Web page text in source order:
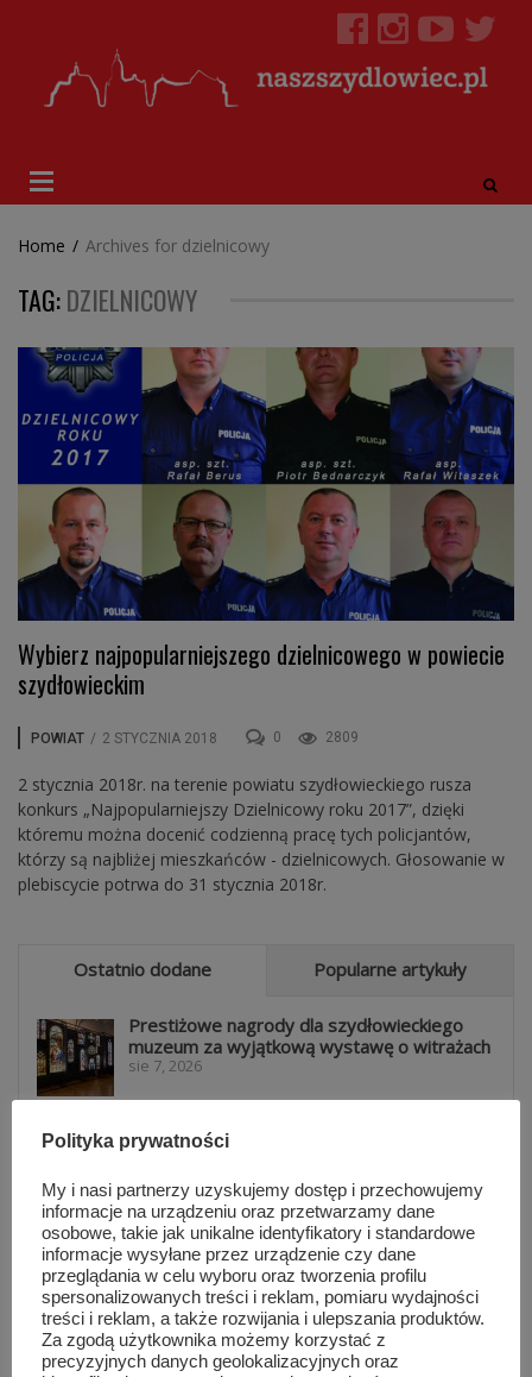
Home / Archives for dzielnicowy
TAG:DZIELNICOWY
Wybierz najpopularniejszego dzielnicowego w powiecie
szydłowieckim
POWIAT / 2 STYCZNIA 2018 0 2809
2 stycznia 2018r. na terenie powiatu szydłowieckiego rusza
konkurs „Najpopularniejszy Dzielnicowy roku 2017”, dzięki
któremu można docenić codzienną pracę tych policjantów,
którzy są najbliżej mieszkańców - dzielnicowych. Głosowanie w
plebiscycie potrwa do 31 stycznia 2018r.
Ostatnio dodane Popularne artykuły
Prestiżowe nagrody dla szydłowieckiego
muzeum za wyjątkową wystawę o witrażach
sie 7, 2026
Pokazy hutnicze, zabytkowe auta i koncert
sie 5, 2026
Warsztaty taneczne i koncert Blanki. Tłumy
na MAZOPikniku w Orońsku
sie 5, 2026
Informacje z Mazowsza 161
Polityka prywatności
My i nasi partnerzy uzyskujemy dostęp i przechowujemy
informacje na urządzeniu oraz przetwarzamy dane
osobowe, takie jak unikalne identyfikatory i standardowe
informacje wysyłane przez urządzenie czy dane
przeglądania w celu wyboru oraz tworzenia profilu
spersonalizowanych treści i reklam, pomiaru wydajności
treści i reklam, a także rozwijania i ulepszania produktów.
Za zgodą użytkownika możemy korzystać z
precyzyjnych danych geolokalizacyjnych oraz